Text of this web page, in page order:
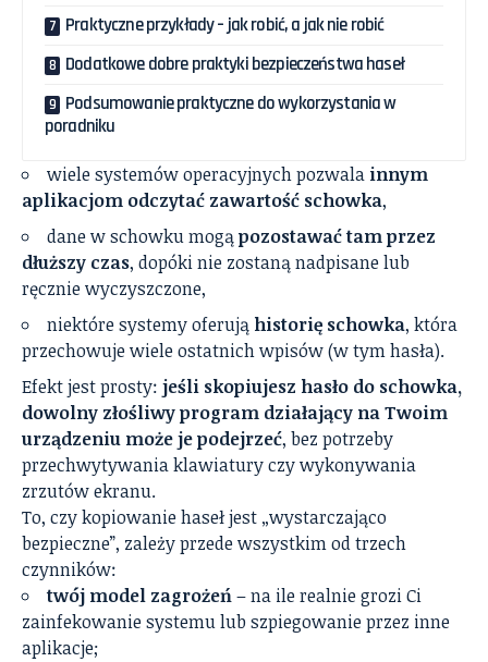
Praktyczne przykłady – jak robić, a jak nie robić
Dodatkowe dobre praktyki bezpieczeństwa haseł
Podsumowanie praktyczne do wykorzystania w
poradniku
wiele systemów operacyjnych pozwala innym
aplikacjom odczytać zawartość schowka,
dane w schowku mogąpozostawać tam przez
dłuższy czas, dopóki nie zostaną nadpisane lub
ręcznie wyczyszczone,
niektóre systemy oferują historię schowka, która
przechowuje wiele ostatnich wpisów (w tym hasła).
Efekt jest prosty: jeśli skopiujesz hasło do schowka,
dowolny złośliwy program działający na Twoim
urządzeniu może je podejrzeć, bez potrzeby
przechwytywania klawiatury czy wykonywania
zrzutów ekranu.
To, czy kopiowanie haseł jest „wystarczająco
bezpieczne”, zależy przede wszystkim od trzech
czynników:
twój model zagrożeń– na ile realnie grozi Ci
zainfekowanie systemu lub szpiegowanie przez inne
aplikacje;